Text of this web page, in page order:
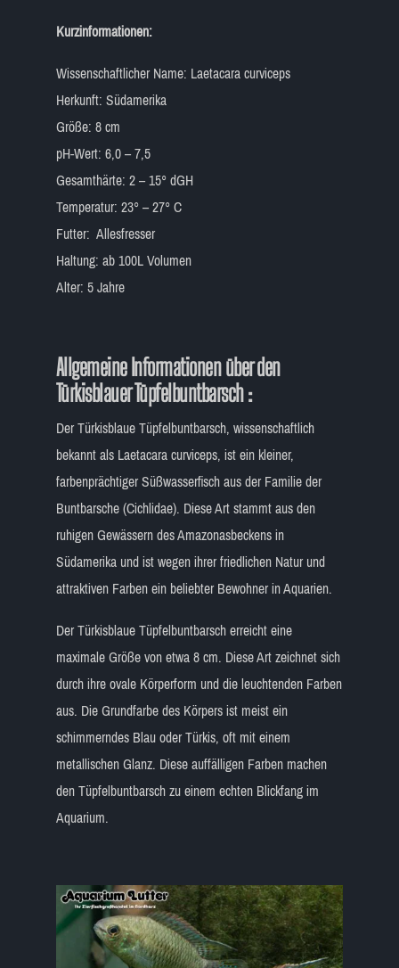
Kurzinformationen:
Wissenschaftlicher Name: Laetacara curviceps
Herkunft: Südamerika
Größe: 8 cm
pH-Wert: 6,0 – 7,5
Gesamthärte: 2 – 15° dGH
Temperatur: 23° – 27° C
Futter: Allesfresser
Haltung: ab 100L Volumen
Alter: 5 Jahre
Allgemeine Informationen über den
Türkisblauer Tüpfelbuntbarsch :
Der Türkisblaue Tüpfelbuntbarsch, wissenschaftlich
bekannt als Laetacara curviceps, ist ein kleiner,
farbenprächtiger Süßwasserfisch aus der Familie der
Buntbarsche (Cichlidae). Diese Art stammt aus den
ruhigen Gewässern des Amazonasbeckens in
Südamerika und ist wegen ihrer friedlichen Natur und
attraktiven Farben ein beliebter Bewohner in Aquarien.
Der Türkisblaue Tüpfelbuntbarsch erreicht eine
maximale Größe von etwa 8 cm. Diese Art zeichnet sich
durch ihre ovale Körperform und die leuchtenden Farben
aus. Die Grundfarbe des Körpers ist meist ein
schimmerndes Blau oder Türkis, oft mit einem
metallischen Glanz. Diese auffälligen Farben machen
den Tüpfelbuntbarsch zu einem echten Blickfang im
Aquarium.